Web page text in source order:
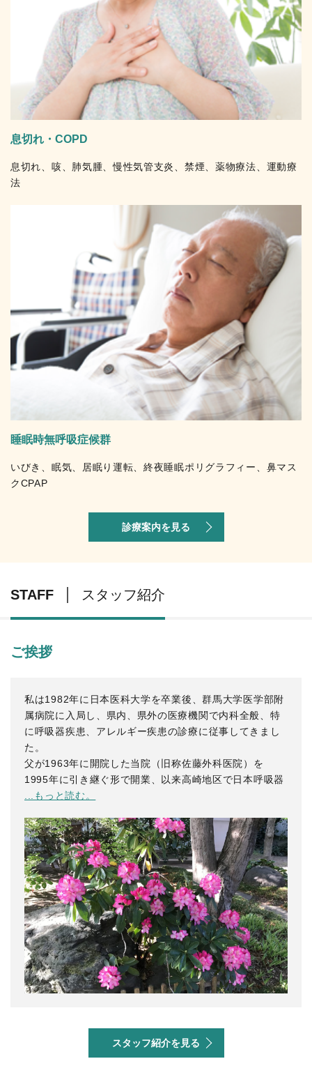
息切れ・COPD
息切れ、咳、肺気腫、慢性気管支炎、禁煙、薬物療法、運動療
法
睡眠時無呼吸症候群
いびき、眠気、居眠り運転、終夜睡眠ポリグラフィー、鼻マス
クCPAP
診療案内を見る
STAFF スタッフ紹介
ご挨拶
私は1982年に日本医科大学を卒業後、群馬大学医学部附
属病院に入局し、県内、県外の医療機関で内科全般、特
に呼吸器疾患、アレルギー疾患の診療に従事してきまし
た。
父が1963年に開院した当院（旧称佐藤外科医院）を
1995年に引き継ぐ形で開業、以来高崎地区で日本呼吸器
...もっと読む。
スタッフ紹介を見る